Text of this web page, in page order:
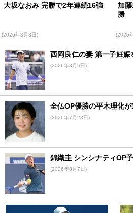
大坂なおみ 完勝で2年連続16強
(2026年8月8日)
加
勝
(2026
西岡良仁の妻 第一子妊娠
(2026年8月5日)
全仏OP優勝の平木理化が
(2026年7月23日)
錦織圭 シンシナティOP
(2026年8月7日)